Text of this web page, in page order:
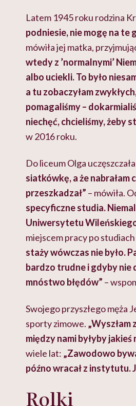
Latem 1945 roku rodzina
podniesie, nie mogę na te
mówiła jej matka,
wtedy z ’normalnymi’
albo uciekli. To było
a tu zobaczyłam
pomagaliśmy –
niechęć, chcieliśmy, żeby
w 2016 roku.
Do liceum Olga
siatkówkę, a że nabrałam
przeszkadzał” – mówiła.
specyficzne studia.
Uniwersytetu
miejscem pracy po
staży wówczas nie było.
bardzo trudne i gdyby nie
mnóstwo błędów” –
Swojego przyszłego męża
sporty zimowe. „Wyszłam
między nami byłyby
wiele lat: „Zawodowo
późno wracał z instytutu.
Rolki